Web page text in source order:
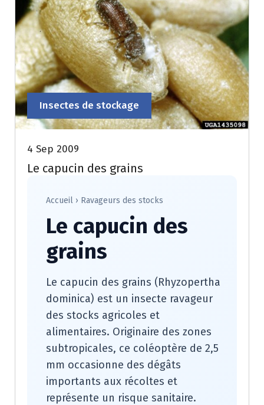
Insectes de stockage
4 Sep 2009
Le capucin des grains
Accueil › Ravageurs des stocks
Le capucin des
grains
Le capucin des grains (Rhyzopertha
dominica) est un insecte ravageur
des stocks agricoles et
alimentaires. Originaire des zones
subtropicales, ce coléoptère de 2,5
mm occasionne des dégâts
importants aux récoltes et
représente un risque sanitaire.